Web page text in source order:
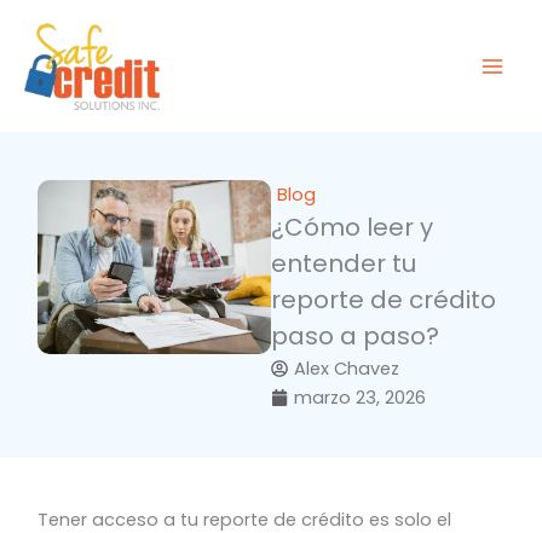
contenido
Blog
¿Cómo leer y
entender tu
reporte de crédito
paso a paso?
Alex Chavez
marzo 23, 2026
Tener acceso a tu reporte de crédito es solo el